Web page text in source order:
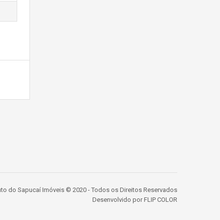
do Sapucaí Imóveis © 2020 - Todos os Direitos Reservados
Desenvolvido porFLIP COLOR